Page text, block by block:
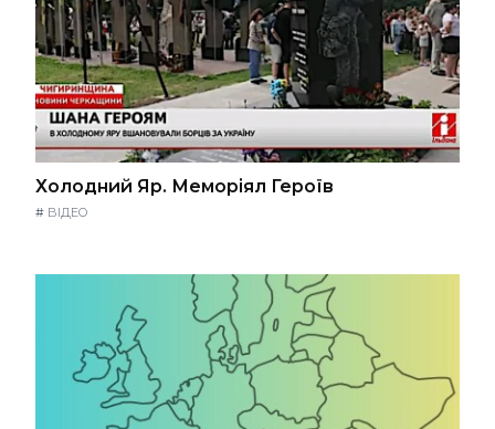
Холодний Яр. Меморіял Героїв
# ВІДЕО